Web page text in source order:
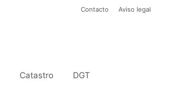
Contacto Aviso legal
Catastro DGT